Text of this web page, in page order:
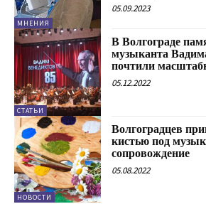
МНЕНИЯ
05.09.2023
СТАТЬИ
В Волгограде
музыканта
почтили
05.12.2022
НОВОСТИ
Волгоградцев
кистью под
сопровождение
05.08.2022